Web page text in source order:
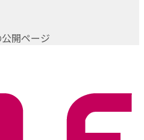
開ページ